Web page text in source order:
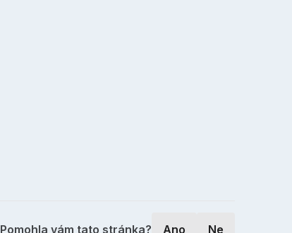
Pomohla vám tato stránka? Ano Ne